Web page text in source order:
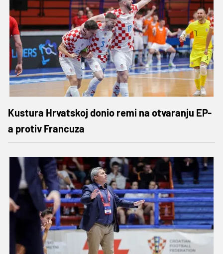
Kustura Hrvatskoj donio remi na otvaranju EP-
a protiv Francuza